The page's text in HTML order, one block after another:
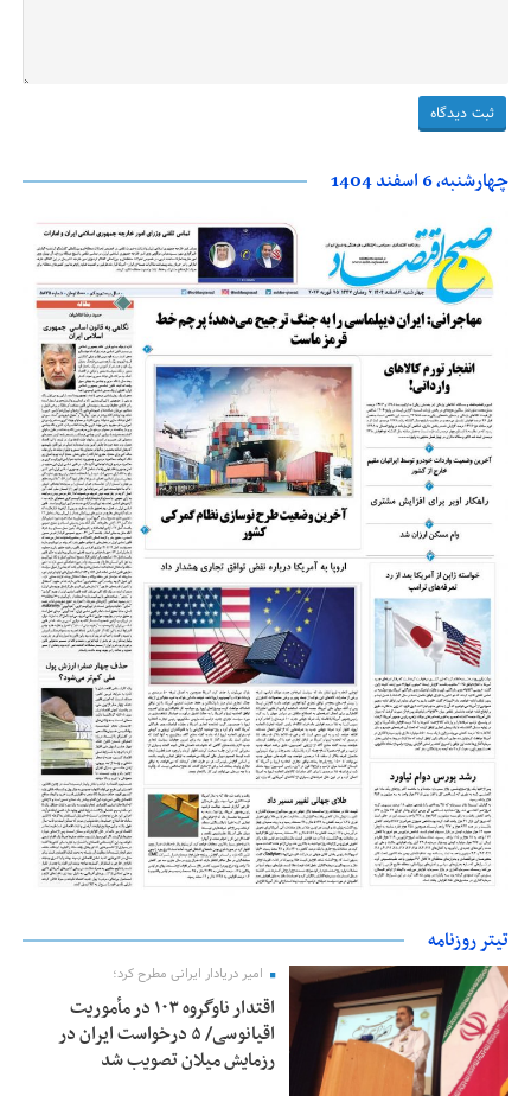
چهارشنبه، 6 اسفند 1404
تیتر روزنامه
امیر دریادار ایرانی مطرح کرد؛
اقتدار ناوگروه ۱۰۳ در مأموریت‌
اقیانوسی/ ۵ درخواست ایران در
رزمایش میلان تصویب شد